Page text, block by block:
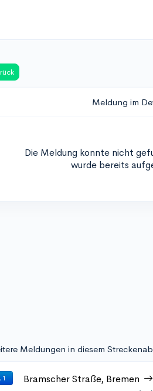
Meldung im
Die Meldung konnte nicht
wurde bereits
Meldungen in diesem
1 Bramscher Straße, Bremen